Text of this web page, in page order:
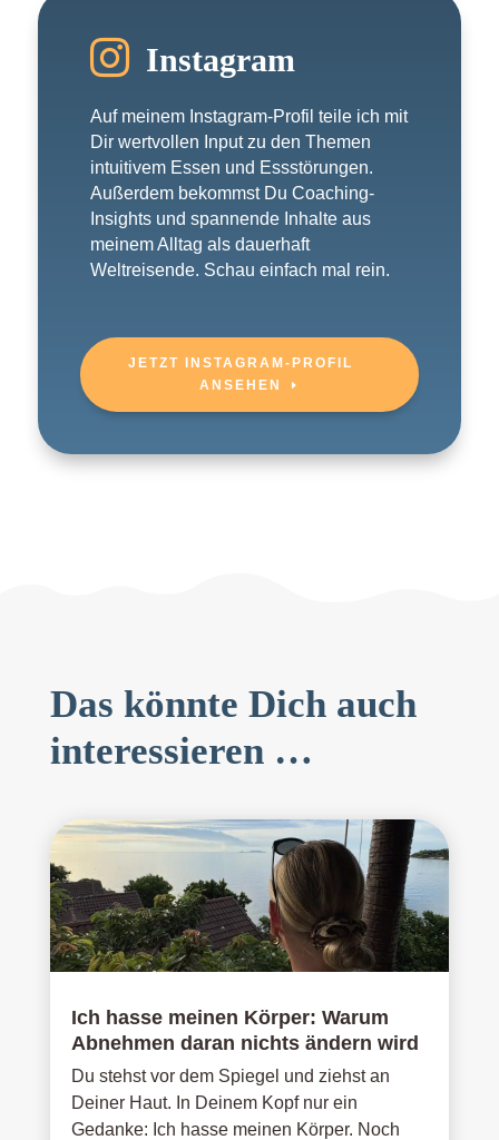
 Instagram
Auf meinem Instagram-Profil teile ich mit
Dir wertvollen Input zu den Themen
intuitivem Essen und Essstörungen.
Außerdem bekommst Du Coaching-
Insights und spannende Inhalte aus
meinem Alltag als dauerhaft
Weltreisende. Schau einfach mal rein.
JETZT INSTAGRAM-PROFIL
ANSEHEN
Das könnte Dich auch
interessieren …
Ich hasse meinen Körper: Warum
Abnehmen daran nichts ändern wird
Du stehst vor dem Spiegel und ziehst an
Deiner Haut. In Deinem Kopf nur ein
Gedanke: Ich hasse meinen Körper. Noch